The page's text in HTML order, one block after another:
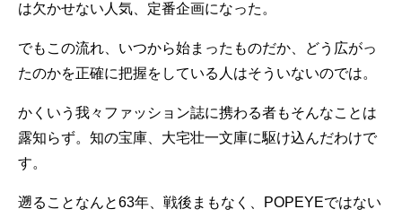
は欠かせない人気、定番企画になった。
でもこの流れ、いつから始まったものだか、どう広がっ
たのかを正確に把握をしている人はそういないのでは。
かくいう我々ファッション誌に携わる者もそんなことは
露知らず。知の宝庫、大宅壮一文庫に駆け込んだわけで
す。
遡ることなんと63年、戦後まもなく、POPEYEではない